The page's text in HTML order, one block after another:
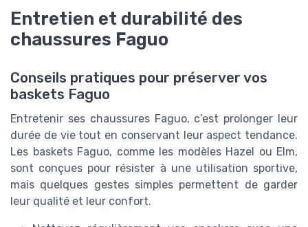
Entretien et durabilité des
chaussures Faguo
Conseils pratiques pour préserver vos
baskets Faguo
Entretenir ses chaussures Faguo, c’est prolonger leur
durée de vie tout en conservant leur aspect tendance.
Les baskets Faguo, comme les modèles Hazel ou Elm,
sont conçues pour résister à une utilisation sportive,
mais quelques gestes simples permettent de garder
leur qualité et leur confort.